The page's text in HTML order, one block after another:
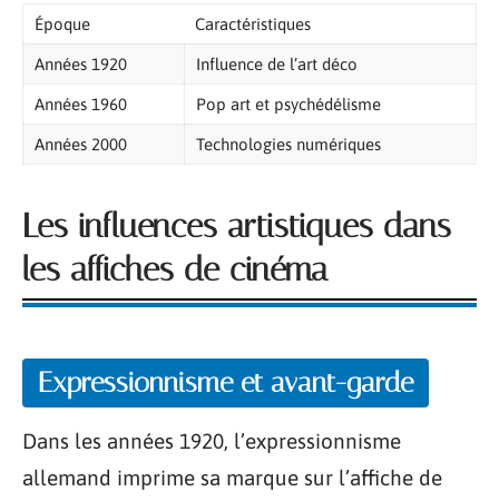
Époque Caractéristiques
Années 1920 Influence de l’art déco
Années 1960 Pop art et psychédélisme
Années 2000 Technologies numériques
Les influences artistiques dans
les affiches de cinéma
Expressionnisme et avant-garde
Dans les années 1920, l’expressionnisme
allemand imprime sa marque sur l’affiche de